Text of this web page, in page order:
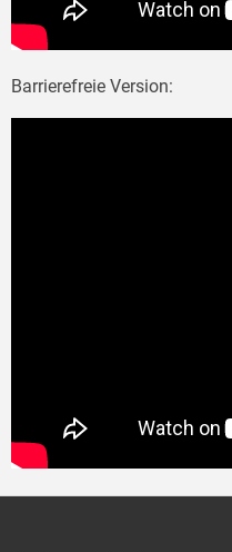
Barrierefreie Version: